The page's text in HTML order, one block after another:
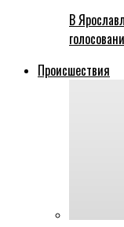
В
Происшествия